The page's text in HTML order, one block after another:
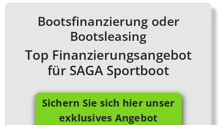
Bootsfinanzierung oder
Bootsleasing
Top Finanzierungsangebot
für SAGA Sportboot
Sichern Sie sich hier unser
exklusives Angebot